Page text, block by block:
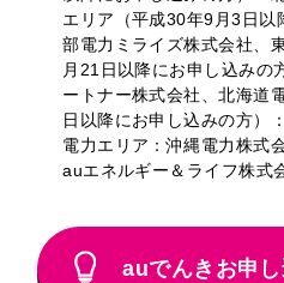
エリア（平成30年9月3日以
部電力ミライズ株式会社、
月21日以降にお申し込みの
ートナー株式会社、北海道
日以降にお申し込みの方）
電力エリア：沖縄電力株式
auエネルギー＆ライフ株式
auでんきお申